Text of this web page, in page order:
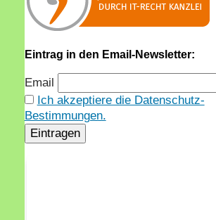
Eintrag in den Email-Newsletter:
Email
Ich akzeptiere die Datenschutz-
Bestimmungen.